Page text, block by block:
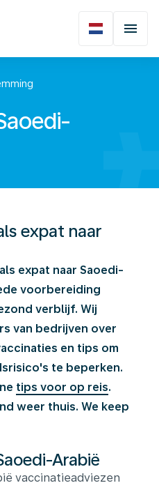
expat naar
expat naar Saoedi-
voorbereiding
verblijf. Wij
van bedrijven over
en tips om
te beperken.
tips voor op reis.
weer thuis. We keep
Arabië
vaccinatieadviezen